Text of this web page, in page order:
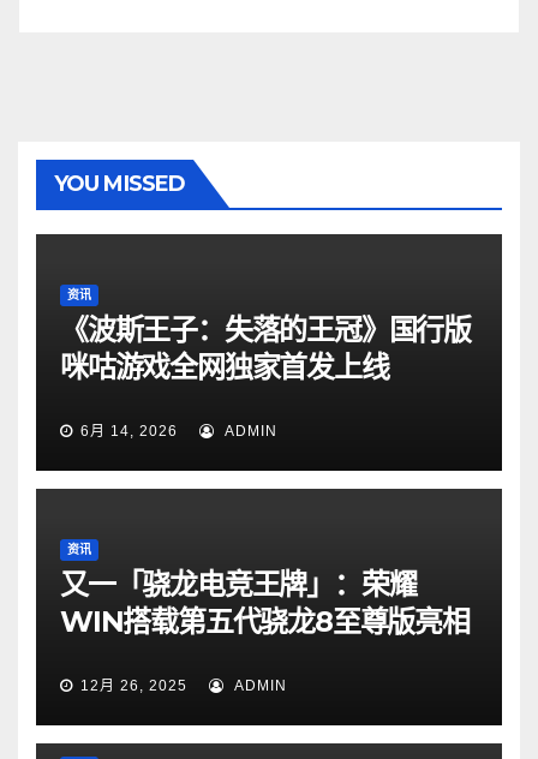
YOU MISSED
资讯
《波斯王子：失落的王冠》国行版
咪咕游戏全网独家首发上线
6月 14, 2026 ADMIN
资讯
又一「骁龙电竞王牌」：荣耀
WIN搭载第五代骁龙8至尊版亮相
12月 26, 2025 ADMIN